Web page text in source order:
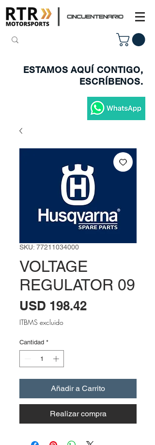
ESTAMOS AQUÍ CONTIGO,
ESCRÍBENOS.
SKU: 77211034000
VOLTAGE
REGULATOR 09
USD 198.42Precio
ITBMS excluido
Cantidad *
Añadir a Carrito
Realizar compra